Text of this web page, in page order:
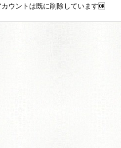
カウントは既に削除しています🆗